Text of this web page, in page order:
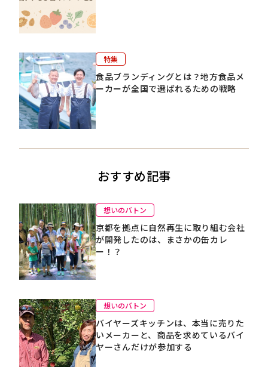
特集
食品ブランディングとは？地方食品メ
ーカーが全国で選ばれるための戦略
おすすめ記事
想いのバトン
京都を拠点に自然再生に取り組む会社
が開発したのは、まさかの缶カレ
ー！？
想いのバトン
バイヤーズキッチンは、本当に売りた
いメーカーと、商品を求めているバイ
ヤーさんだけが参加する